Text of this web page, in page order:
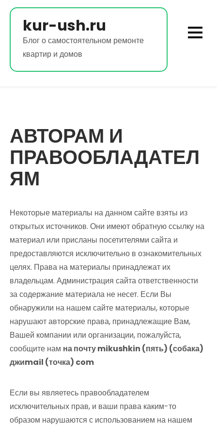
Перейти
содержимомуkur-ush.ru
Блог о самостоятельном ремонте
квартир и домов
АВТОРАМ И
ПРАВООБЛАДАТЕЛ
ЯМ
Некоторые материалы на данном сайте взяты из
открытых источников. Они имеют обратную ссылку на
материал или присланы посетителями сайта и
предоставляются исключительно в ознакомительных
целях. Права на материалы принадлежат их
владельцам. Администрация сайта ответственности
за содержание материала не несет. Если Вы
обнаружили на нашем сайте материалы, которые
нарушают авторские права, принадлежащие Вам,
Вашей компании или организации, пожалуйста,
сообщите нам на почту mikushkin (пять) (собака)
джиmail (точка) com
Если вы являетесь правообладателем
исключительных прав, и ваши права каким-то
образом нарушаются с использованием на нашем